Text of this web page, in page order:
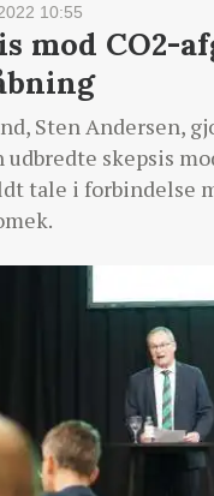
10:55
mod CO2-
Sten Andersen,
skepsis
tale i forbindelse